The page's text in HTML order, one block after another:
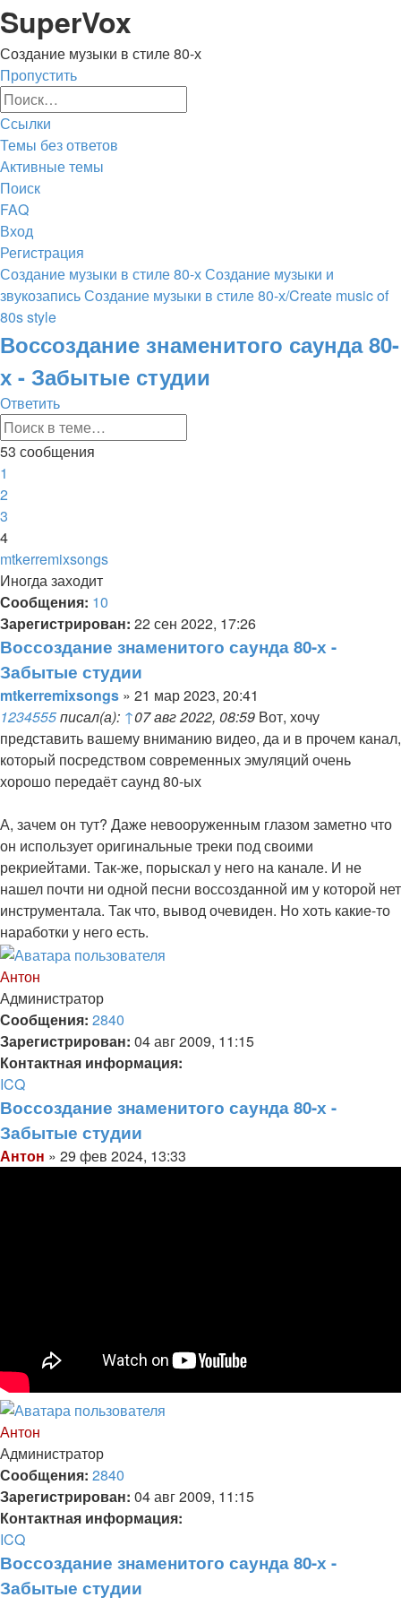
Регистрация
SuperVox
Создание музыки в стиле 80-х
Пропустить
Ссылки
Темы без ответов
Активные темы
Поиск
FAQ
Вход
Регистрация
Создание музыки в стиле 80-хСоздание музыки и
звукозаписьСоздание музыки в стиле 80-х/Create music of
80s style
Поиск
Воссоздание знаменитого саунда 80-
х - Забытые студии
Ответить
Ответить
53 сообщения
Пред.
1
2
3
4
mtkerremixsongs
Иногда заходит
Сообщения: 10
Зарегистрирован: 22 сен 2022, 17:26
Воссоздание знаменитого саунда 80-х -
Забытые студии
Цитата
Сообщение
mtkerremixsongs » 21 мар 2023, 20:41
1234555писал(а): ↑07 авг 2022, 08:59 Вот, хочу
представить вашему вниманию видео, да и в прочем канал,
который посредством современных эмуляций очень
хорошо передаёт саунд 80-ых
А, зачем он тут? Даже невооруженным глазом заметно что
он использует оригинальные треки под своими
рекриейтами. Так-же, порыскал у него на канале. И не
нашел почти ни одной песни воссозданной им у которой нет
инструментала. Так что, вывод очевиден. Но хоть какие-то
наработки у него есть.
Вернуться
к
началу
Антон
Администратор
Сообщения: 2840
Зарегистрирован: 04 авг 2009, 11:15
Контактная информация:
Контактная
информация
пользователя
Антон
ICQ
Воссоздание знаменитого саунда 80-х -
Забытые студии
Цитата
Сообщение
Антон » 29 фев 2024, 13:33
Вернуться
к
началу
Антон
Администратор
Сообщения: 2840
Зарегистрирован: 04 авг 2009, 11:15
Контактная информация:
Контактная
информация
пользователя
ICQ
Воссоздание знаменитого саунда 80-х -
Забытые студии